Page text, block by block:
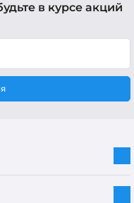
в курсе акций